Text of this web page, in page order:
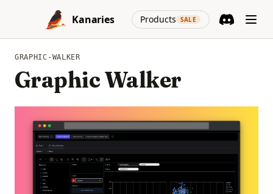
Skip to content
Kanaries
Products SALE
(opens in a
GRAPHIC-WALKER
Graphic Walker